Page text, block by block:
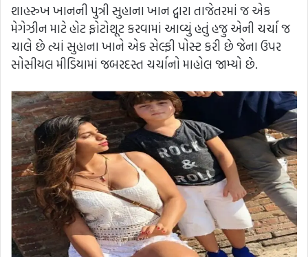
શાહરુખ ખાનની પુત્રી સુહાના ખાન દ્વારા તાજેતરમાં જ એક
મેગેઝીન માટે હોટ ફોટોશૂટ કરવામાં આવ્યું હતું હજુ એની ચર્ચા જ
ચાલે છે ત્યાં સુહાના ખાને એક સેલ્ફી પોસ્ટ કરી છે જેના ઉપર
સોસીયલ મીડિયામાં જબરદસ્ત ચર્ચાનો માહોલ જામ્યો છે.